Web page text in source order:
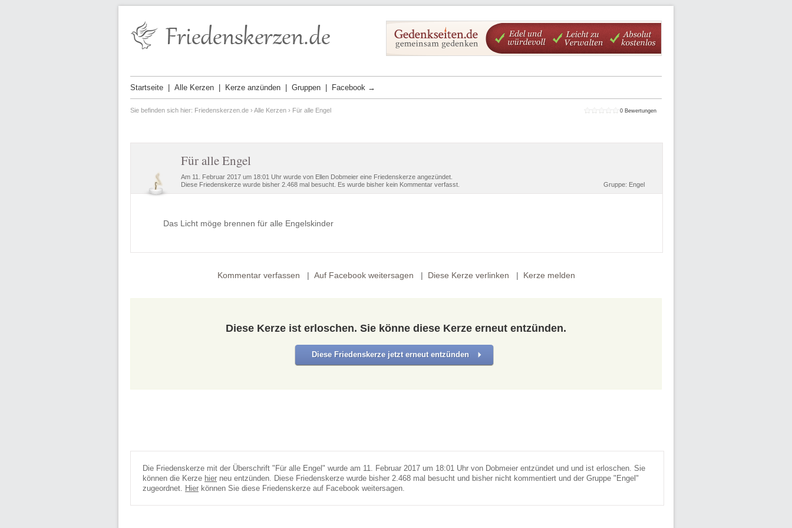
Startseite Alle Kerzen Kerze anzünden Gruppen Facebook →
Sie befinden sich hier: Friedenskerzen.de › Alle Kerzen › Für alle Engel 0 Bewertungen
Für alle Engel
Am 11. Februar 2017 um 18:01 Uhr wurde von Ellen Dobmeier eine Friedenskerze angezündet.
Diese Friedenskerze wurde bisher 2.468 mal besucht. Es wurde bisher kein Kommentar verfasst.
Gruppe: Engel
Das Licht möge brennen für alle Engelskinder
Kommentar verfassen Auf Facebook weitersagen Diese Kerze verlinken Kerze melden
Diese Kerze ist erloschen. Sie könne diese Kerze erneut entzünden.
Diese Friedenskerze jetzt erneut entzünden
Die Friedenskerze mit der Überschrift "Für alle Engel" wurde am 11. Februar 2017 um 18:01 Uhr von Dobmeier entzündet und und ist erloschen. Sie
können die Kerze hier neu entzünden. Diese Friedenskerze wurde bisher 2.468 mal besucht und bisher nicht kommentiert und der Gruppe "Engel"
zugeordnet. Hier können Sie diese Friedenskerze auf Facebook weitersagen.